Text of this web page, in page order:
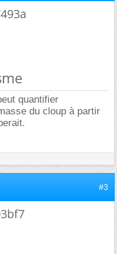
quantifier
du cloup à partir
#3